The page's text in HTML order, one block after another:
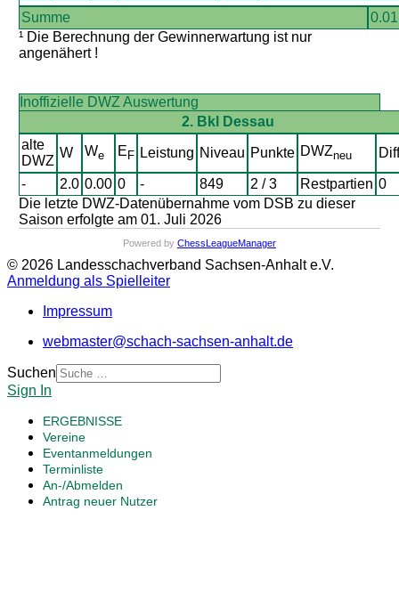
Summe
0.01
¹ Die Berechnung der Gewinnerwartung ist nur
angenähert !
Inoffizielle DWZ Auswertung
2. Bkl Dessau
alte
DWZ
W We E F Leistung Niveau Punkte DWZneu
- 2.0 0.00 0 - 849 2 / 3 Restpartien 0
Die letzte DWZ-Datenübernahme vom DSB zu dieser
Saison erfolgte am 01. Juli 2026
Powered by ChessLeagueManager
© 2026 Landesschachverband Sachsen-Anhalt e.V.
Anmeldung als Spielleiter
Impressum
webmaster@schach-sachsen-anhalt.de
Suchen
Sign In
ERGEBNISSE
Vereine
Eventanmeldungen
Terminliste
An-/Abmelden
Antrag neuer Nutzer